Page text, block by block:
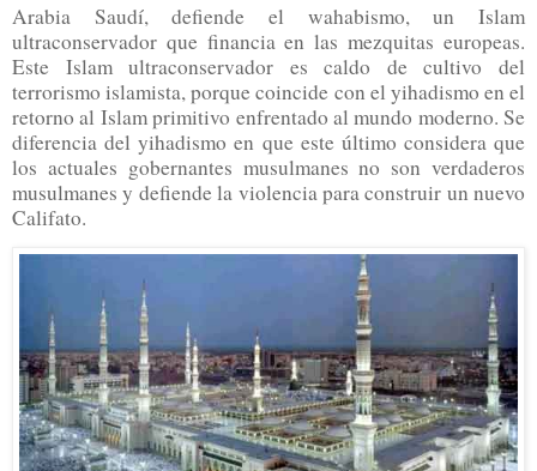
Arabia Saudí, defiende el wahabismo, un Islam
ultraconservador que financia en las mezquitas europeas.
Este Islam ultraconservador es caldo de cultivo del
terrorismo islamista, porque coincide con el yihadismo en el
retorno al Islam primitivo enfrentado al mundo moderno. Se
diferencia del yihadismo en que este último considera que
los actuales gobernantes musulmanes no son verdaderos
musulmanes y defiende la violencia para construir un nuevo
Califato.